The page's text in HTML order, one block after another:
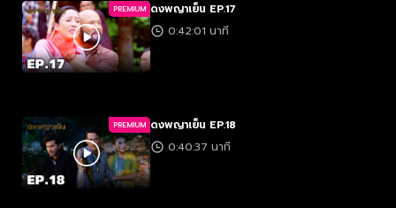
PREMIUM ดงพญาเย็น EP.17
0:42:01 นาที
PREMIUM ดงพญาเย็น EP.18
0:40:37 นาที